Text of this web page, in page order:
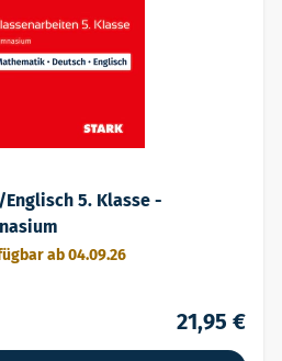
5. Klasse -
ab 04.09.26
21,95 €